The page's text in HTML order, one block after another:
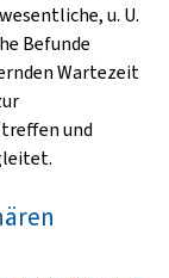
u. U.
Befunde
Wartezeit
und